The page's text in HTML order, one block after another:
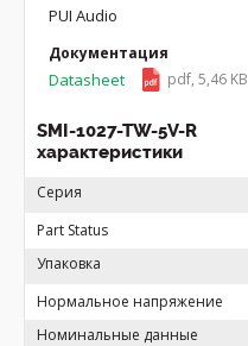
PUI Audio
Документация
Datasheet pdf, 5,46 KB
SMI-1027-TW-5V-R
характеристики
Серия
Part Status
Упаковка
Нормальное напряжение
Номинальные данные